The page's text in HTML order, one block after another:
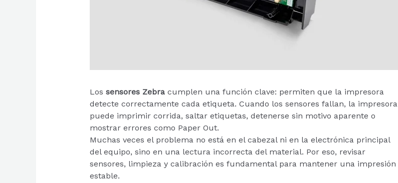
Los sensores Zebracumplen una función clave: permiten que la impresora
detecte correctamente cada etiqueta. Cuando los sensores fallan, la impresora
puede imprimir corrida, saltar etiquetas, detenerse sin motivo aparente o
mostrar errores como Paper Out.
Muchas veces el problema no está en el cabezal ni en la electrónica principal
del equipo, sino en una lectura incorrecta del material. Por eso, revisar
sensores, limpieza y calibración es fundamental para mantener una impresión
estable.